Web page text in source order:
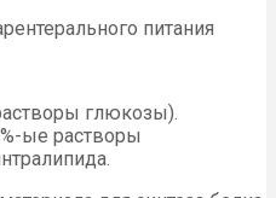
питания
глюкозы).
ые растворы